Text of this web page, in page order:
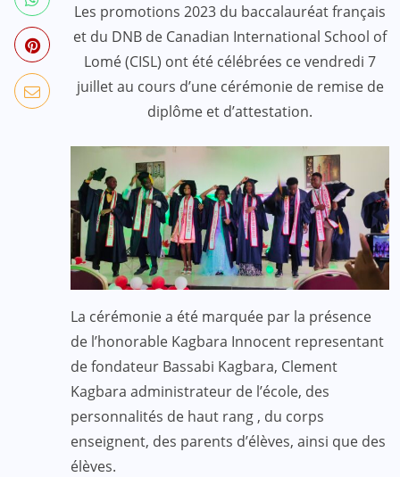
Les promotions 2023 du baccalauréat français
et du DNB de Canadian International School of
Lomé (CISL) ont été célébrées ce vendredi 7
juillet au cours d’une cérémonie de remise de
diplôme et d’attestation.
La cérémonie a été marquée par la présence
de l’honorable Kagbara Innocent representant
de fondateur Bassabi Kagbara, Clement
Kagbara administrateur de l’école, des
personnalités de haut rang , du corps
enseignent, des parents d’élèves, ainsi que des
élèves.